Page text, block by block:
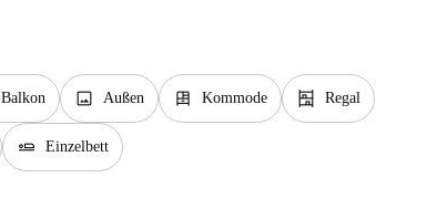
Balkon image Außen dresser Kommode shelves Regal
airline_seat_flat Einzelbett